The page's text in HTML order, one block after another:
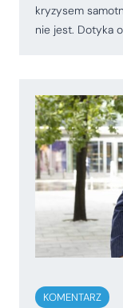
kryzysem
nie jest. Dotyka
KOMENTARZ